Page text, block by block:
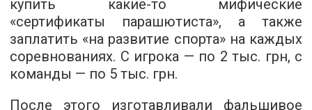
купить какие-то мифические
«сертификаты парашютиста», а также
заплатить «на развитие спорта» на каждых
соревнованиях. С игрока — по 2 тыс. грн, с
команды — по 5 тыс. грн.
После этого изготавливали фальшивое